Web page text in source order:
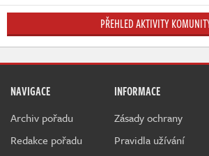
PŘEHLED AKTIVITY
NAVIGACE
Archiv pořadu
Redakce pořadu
INFORMACE
Zásady ochrany
Pravidla užívání